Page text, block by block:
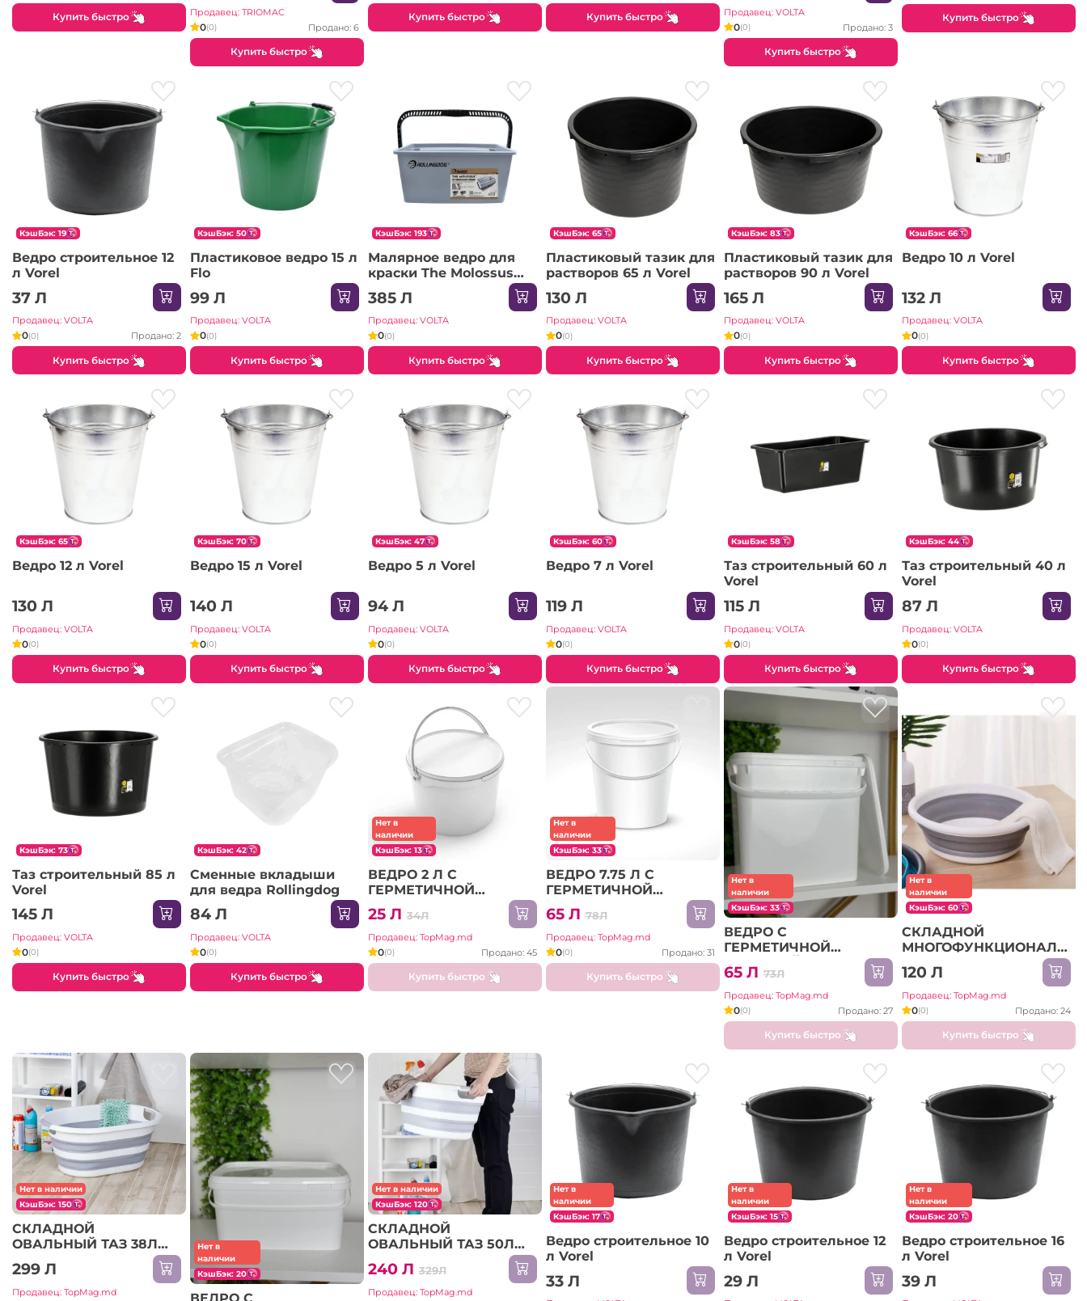
Купить быстро Продавец: TRIOMAC
0(0) Продано: 6
Купить быстро
Купить быстро Купить быстро Продавец: VOLTA
0(0) Продано: 3
Купить быстро
Купить быстро
КэшБэк: 19
Ведро строительное 12
л Vorel
37 Л
Продавец: VOLTA
0(0) Продано: 2
Купить быстро
КэшБэк: 50
Пластиковое ведро 15 л
Flo
99 Л
Продавец: VOLTA
0(0)
Купить быстро
КэшБэк: 193
Малярное ведро для
краски The Molossus
385 Л
Продавец: VOLTA
0(0)
Купить быстро
КэшБэк: 65
Пластиковый тазик для
растворов 65 л Vorel
130 Л
Продавец: VOLTA
0(0)
Купить быстро
КэшБэк: 83
Пластиковый тазик для
растворов 90 л Vorel
165 Л
Продавец: VOLTA
0(0)
Купить быстро
КэшБэк: 66
Ведро 10 л Vorel
132 Л
Продавец: VOLTA
0(0)
Купить быстро
КэшБэк: 65
Ведро 12 л Vorel
130 Л
Продавец: VOLTA
0(0)
Купить быстро
КэшБэк: 70
Ведро 15 л Vorel
140 Л
Продавец: VOLTA
0(0)
Купить быстро
КэшБэк: 47
Ведро 5 л Vorel
94 Л
Продавец: VOLTA
0(0)
Купить быстро
КэшБэк: 60
Ведро 7 л Vorel
119 Л
Продавец: VOLTA
0(0)
Купить быстро
КэшБэк: 58
Таз строительный 60 л
Vorel
115 Л
Продавец: VOLTA
0(0)
Купить быстро
КэшБэк: 44
Таз строительный 40 л
Vorel
87 Л
Продавец: VOLTA
0(0)
Купить быстро
КэшБэк: 73
Таз строительный 85 л
Vorel
145 Л
Продавец: VOLTA
0(0)
Купить быстро
КэшБэк: 42
Сменные вкладыши
для ведра Rollingdog
84 Л
Продавец: VOLTA
0(0)
Купить быстро
Нет в
наличии
КэшБэк: 13
ВЕДРО 2 Л С
ГЕРМЕТИЧНОЙ
КРЫШКОЙ
25 Л 34Л
Продавец: TopMag.md
0(0) Продано: 45
Купить быстро
Нет в
наличии
КэшБэк: 33
ВЕДРО 7.75 Л С
ГЕРМЕТИЧНОЙ
КРЫШКОЙ
65 Л 78Л
Продавец: TopMag.md
0(0) Продано: 31
Купить быстро
Нет в
наличии
КэшБэк: 33
ВЕДРО С
ГЕРМЕТИЧНОЙ
КРЫШКОЙ 10 Л,
ПРЯМОУГОЛЬНОЙ
ФОРМЫ
65 Л 73Л
Продавец: TopMag.md
0(0) Продано: 27
Купить быстро
Нет в
наличии
КэшБэк: 60
СКЛАДНОЙ
ТАЗ
120 Л
Продавец: TopMag.md
0(0) Продано: 24
Купить быстро
Нет в наличии
КэшБэк: 150
СКЛАДНОЙ
ОВАЛЬНЫЙ ТАЗ 38Л
(081064)
299 Л
Продавец: TopMag.md
Нет в
наличии
КэшБэк: 20
Нет в наличии
КэшБэк: 120
СКЛАДНОЙ
ОВАЛЬНЫЙ ТАЗ 50Л
(LA550)
240 Л 329Л
Продавец: TopMag.md
Нет в
наличии
КэшБэк: 17
Ведро строительное 10
л Vorel
33 Л
Нет в
наличии
КэшБэк: 15
Ведро строительное 12
л Vorel
29 Л
Нет в
наличии
КэшБэк: 20
Ведро строительное 16
л Vorel
39 Л